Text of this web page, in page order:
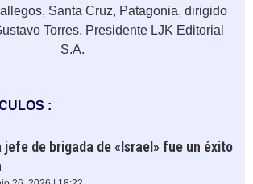
Santa Cruz, Patagonia, dirigido
Torres. Presidente LJK Editorial
S.A.
:
de brigada de «Israel» fue un éxito